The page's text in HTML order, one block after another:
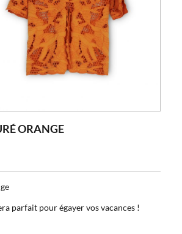
ORANGE
parfait pour égayer vos vacances !